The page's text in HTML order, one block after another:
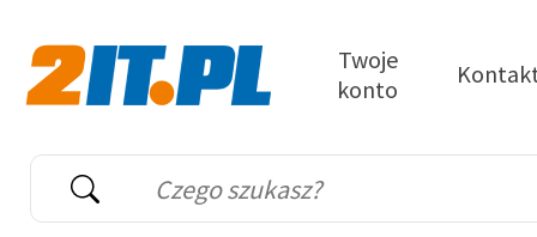
Wyszukiwarka
Słowo kluczowe
Twoje
konto